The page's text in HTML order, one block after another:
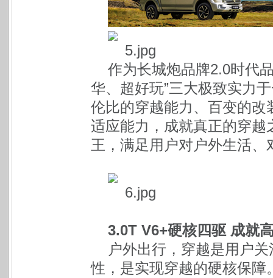
作为长城炮品牌2.0时代
华、超好玩”三大极致实力
伦比的穿越能力、百变的
适应能力，成就真正的穿
王，满足用户对户外生活、
3.0T V6+硬核四驱 成就
户外出行，穿越是用户
性，是实现穿越的硬核保